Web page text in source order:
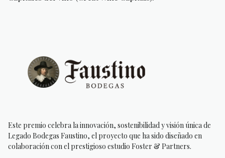
Este premio celebra la innovación, sostenibilidad y visión única de
Legado Bodegas Faustino, el proyecto que ha sido diseñado en
colaboración con el prestigioso estudio Foster & Partners.